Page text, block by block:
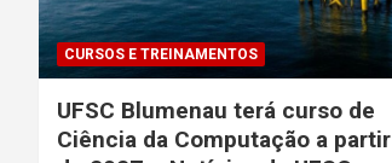
CURSOS E TREINAMENTOS
UFSC Blumenau terá curso de
Ciência da Computação a partir